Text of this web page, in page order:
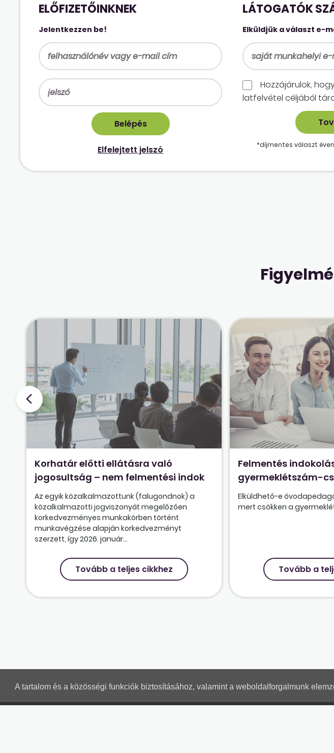
A tartalom és a közösségi funkciók biztosításához, valamint a weboldalforgalmunk
ELŐFIZETŐINKNEK
Jelentkezzen be!
Elfelejtett jelszó
LÁTOGATÓK
Elküldjük a választ e-
Hozzájárulok,
lat­felvétel céljából
*díjmentes választ
Korhatár előtti ellátásra való
jogosultság – nem felmentési indok
Az egyik közalkalmazottunk (falugondnok) a
közalkalmazotti jogviszonyát megelőzően
korkedvezményes munkakörben történt
munkavégzése alapján korkedvezményt
szerzett, így 2026. január...
Tovább a teljes cikkhez
Felmentés
gyermeklétszám-
Elküldhető-e
mert csökken a
Tovább a